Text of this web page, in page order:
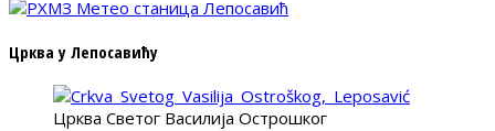
Црква у Лепосавићу
Црква Светог Василија Острошког